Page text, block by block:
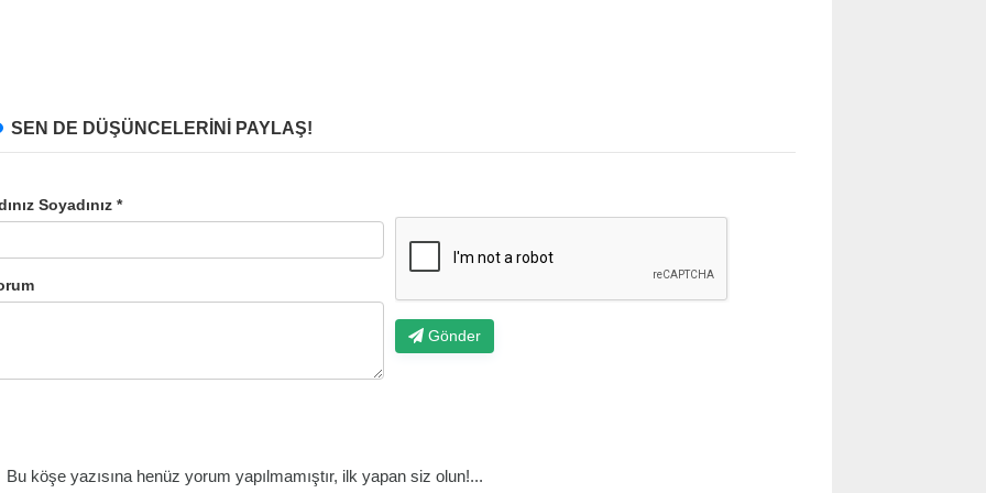
SEN DE DÜŞÜNCELERİNİ PAYLAŞ!
Soyadınız *
Gönder
Bu köşe yazısına henüz yorum yapılmamıştır, ilk yapan siz olun!...